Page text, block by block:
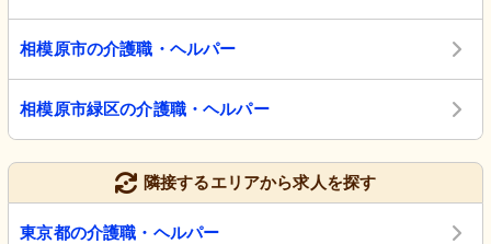
相模原市の介護職・ヘルパー
相模原市緑区の介護職・ヘルパー
隣接するエリアから求人を探す
東京都の介護職・ヘルパー